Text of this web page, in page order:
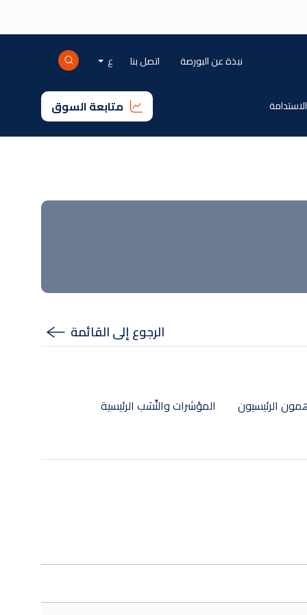
Mini-right-ar
نبذة عن البورصة اتصل بنا ع
متابعة السوق
الرجوع إلى القائمة
الرئيسيون المؤشرات والنِّسَب الرئيسية